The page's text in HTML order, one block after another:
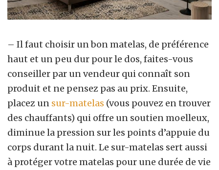
– Il faut choisir un bon matelas, de préférence
haut et un peu dur pour le dos, faites-vous
conseiller par un vendeur qui connaît son
produit et ne pensez pas au prix. Ensuite,
placez un sur-matelas (vous pouvez en trouver
des chauffants) qui offre un soutien moelleux,
diminue la pression sur les points d’appuie du
corps durant la nuit. Le sur-matelas sert aussi
à protéger votre matelas pour une durée de vie